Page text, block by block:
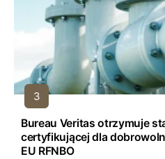
Bureau Veritas otrzymuje
certyfikującej dla
EU RFNBO